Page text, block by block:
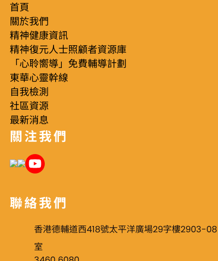
首頁
關於我們
精神健康資訊
精神復元人士照顧者資源庫
「心聆嚮導」免費輔導計劃
東華心靈幹線
自我檢測
社區資源
最新消息
關注我們
聯絡我們
香港德輔道西418號太平洋廣場29字樓2903-08
室